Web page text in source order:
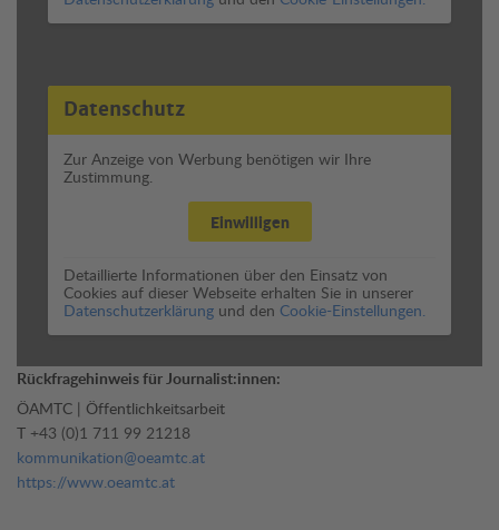
Datenschutz
Zur Anzeige von Werbung benötigen wir Ihre
Zustimmung.
Einwilligen
Detaillierte Informationen über den Einsatz von
Cookies auf dieser Webseite erhalten Sie in unserer
Datenschutzerklärung und den Cookie-Einstellungen.
Rückfragehinweis für Journalist:innen:
ÖAMTC | Öffentlichkeitsarbeit
T +43 (0)1 711 99 21218
kommunikation@oeamtc.at
https://www.oeamtc.at